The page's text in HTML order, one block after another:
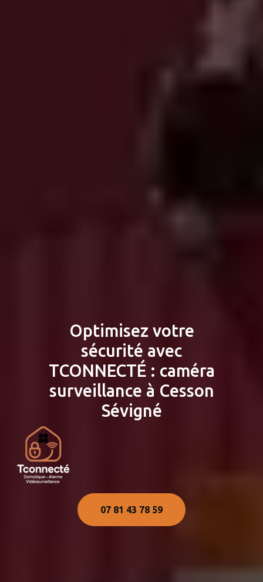
Optimisez votre
sécurité avec
TCONNECTÉ : caméra
surveillance à Cesson
Sévigné
07 81 43 78 59